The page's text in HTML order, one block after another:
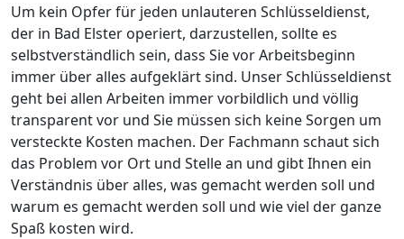
Um kein Opfer für jeden unlauteren Schlüsseldienst,
der in Bad Elster operiert, darzustellen, sollte es
selbstverständlich sein, dass Sie vor Arbeitsbeginn
immer über alles aufgeklärt sind. Unser Schlüsseldienst
geht bei allen Arbeiten immer vorbildlich und völlig
transparent vor und Sie müssen sich keine Sorgen um
versteckte Kosten machen. Der Fachmann schaut sich
das Problem vor Ort und Stelle an und gibt Ihnen ein
Verständnis über alles, was gemacht werden soll und
warum es gemacht werden soll und wie viel der ganze
Spaß kosten wird.